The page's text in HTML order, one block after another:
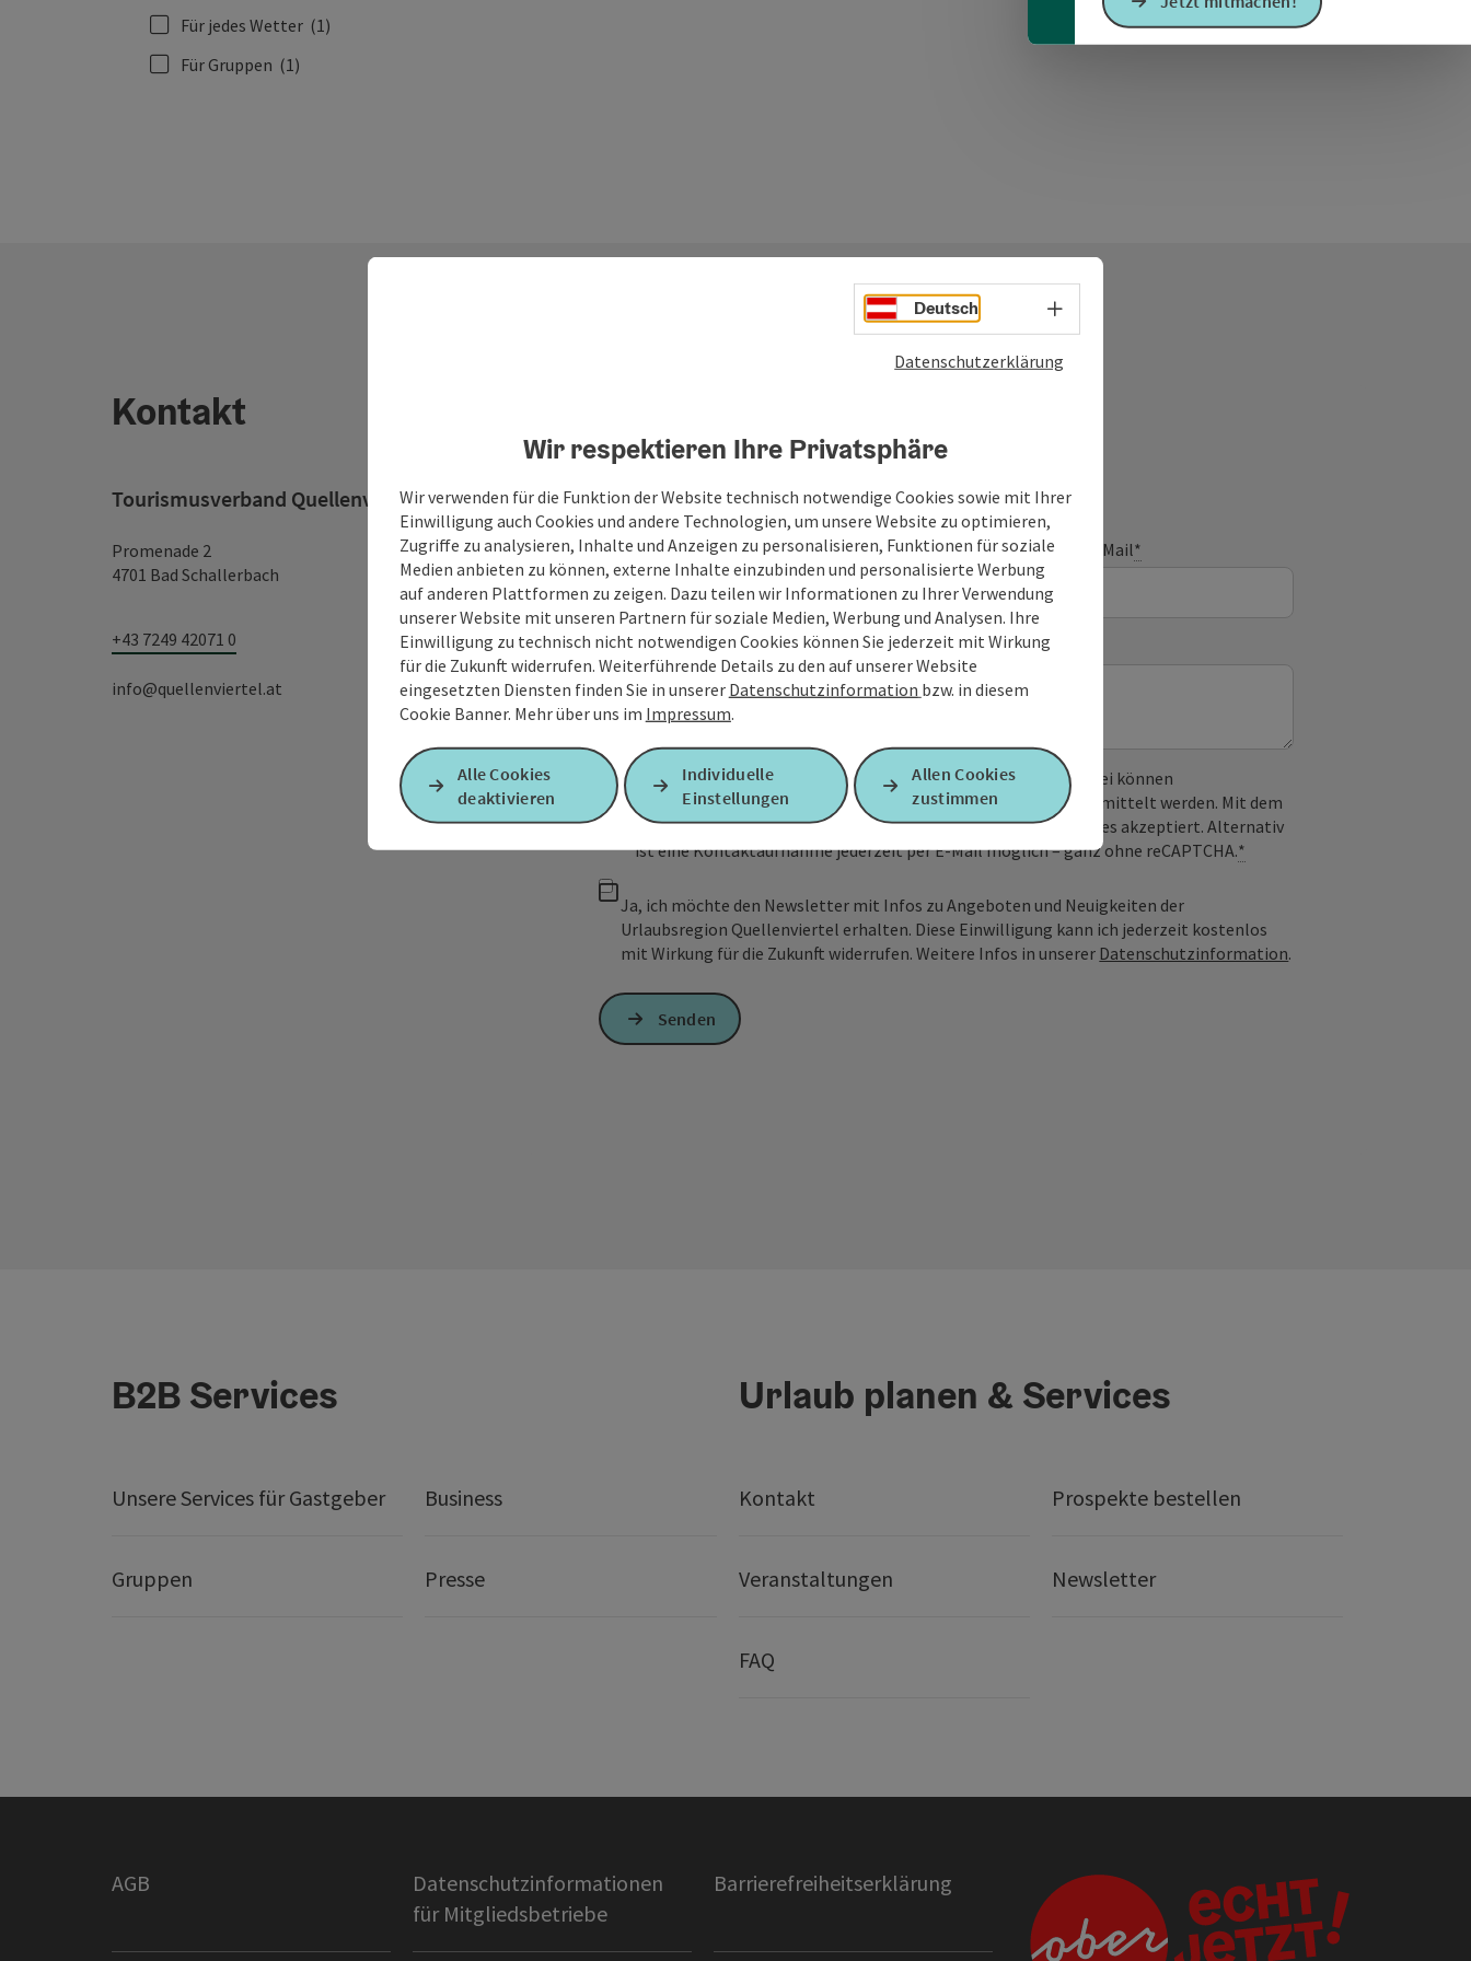
Für jedes Wetter (1)
Für Gruppen (1)
Kontakt
Tourismusverband Quellenviertel
Promenade 2
4701 Bad Schallerbach
+43 7249 42071 0
info@quellenviertel.at
Felder mit*sind Pflichtfelder
Vorname Nachname E-Mail*
Unverbindliche Anfrage*
Zum Schutz vor Spam wird Google reCAPTCHA verwendet. Dabei können
personenbezogene Daten (z. B. die IP-Adresse) an Google übermittelt werden. Mit dem
Absenden des Formulars werden die dafür erforderlichen Cookies akzeptiert. Alternativ
ist eine Kontaktaufnahme jederzeit per E-Mail möglich – ganz ohne reCAPTCHA.*
Ja, ich möchte den Newsletter mit Infos zu Angeboten und Neuigkeiten der
Urlaubsregion Quellenviertel erhalten. Diese Einwilligung kann ich jederzeit kostenlos
mit Wirkung für die Zukunft widerrufen. Weitere Infos in unserer Datenschutzinformation.
Senden
B2B Services
Unsere Services für Gastgeber Business
Gruppen Presse
Urlaub planen & Services
Kontakt Prospekte bestellen
Veranstaltungen Newsletter
FAQ
AGB
Datenschutzinformationen
für Mitgliedsbetriebe
Barrierefreiheitserklärung
Deutsch Sprachwahl - Menü öffnen
Datenschutzerklärung
Wir respektieren Ihre Privatsphäre
Wir verwenden für die Funktion der Website technisch notwendige Cookies sowie mit Ihrer
Einwilligung auch Cookies und andere Technologien, um unsere Website zu optimieren,
Zugriffe zu analysieren, Inhalte und Anzeigen zu personalisieren, Funktionen für soziale
Medien anbieten zu können, externe Inhalte einzubinden und personalisierte Werbung
auf anderen Plattformen zu zeigen. Dazu teilen wir Informationen zu Ihrer Verwendung
unserer Website mit unseren Partnern für soziale Medien, Werbung und Analysen. Ihre
Einwilligung zu technisch nicht notwendigen Cookies können Sie jederzeit mit Wirkung
für die Zukunft widerrufen. Weiterführende Details zu den auf unserer Website
eingesetzten Diensten finden Sie in unserer Datenschutzinformation bzw. in diesem
Cookie Banner. Mehr über uns im Impressum.
Alle Cookies
deaktivieren
Individuelle
Einstellungen
Allen Cookies
zustimmen